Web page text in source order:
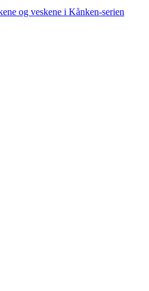
og veskene i Kånken-serien